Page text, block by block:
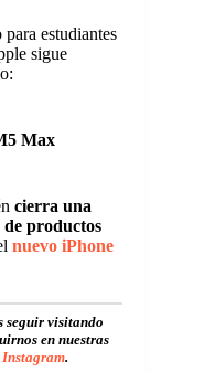
estudiantes
sigue
Max
cierra una
de productos
nuevo iPhone
seguir visitando
en nuestras
Instagram.